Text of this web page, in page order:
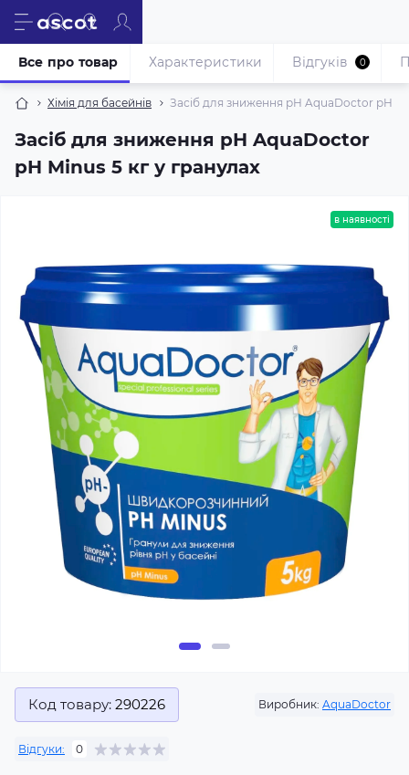
Хімія для басейнів Засіб для зниження pH AquaDoctor pH
Засіб для зниження pH AquaDoctor
pH Minus 5 кг у гранулах
Все про товар Характеристики Відгуків 0
в наявності
Код товару: 290226 Виробник: AquaDoctor
Відгуки: 0